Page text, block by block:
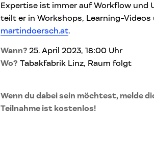
Expertise ist immer auf Workflow und
teilt er in Workshops, Learning-Videos
martindoersch.at.
Wann? 25. April 2023, 18:00 Uhr
Wo? Tabakfabrik Linz, Raum folgt
Wenn du dabei sein möchtest, melde
Teilnahme ist kostenlos!